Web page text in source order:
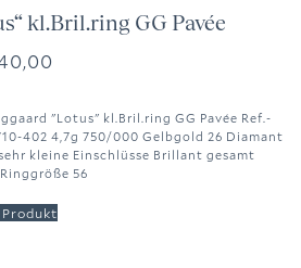
kl.Bril.ring GG Pavée
"Lotus" kl.Bril.ring GG Pavée Ref.-
402 4,7g 750/000 Gelbgold 26 Diamant
kleine Einschlüsse Brillant gesamt
56